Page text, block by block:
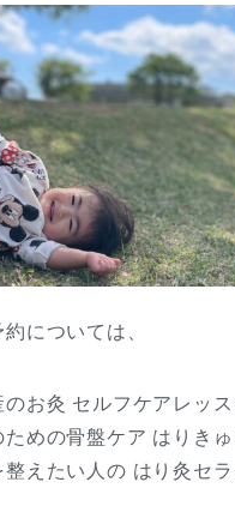
については、
のお灸 セルフケアレッ
ための骨盤ケア はりき
整えたい人の はり灸セ